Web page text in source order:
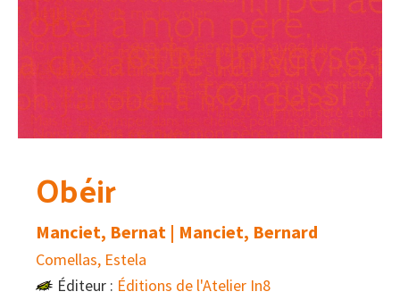
Obéir
Manciet, Bernat | Manciet, Bernard
Comellas, Estela
Éditeur : Éditions de l'Atelier In8